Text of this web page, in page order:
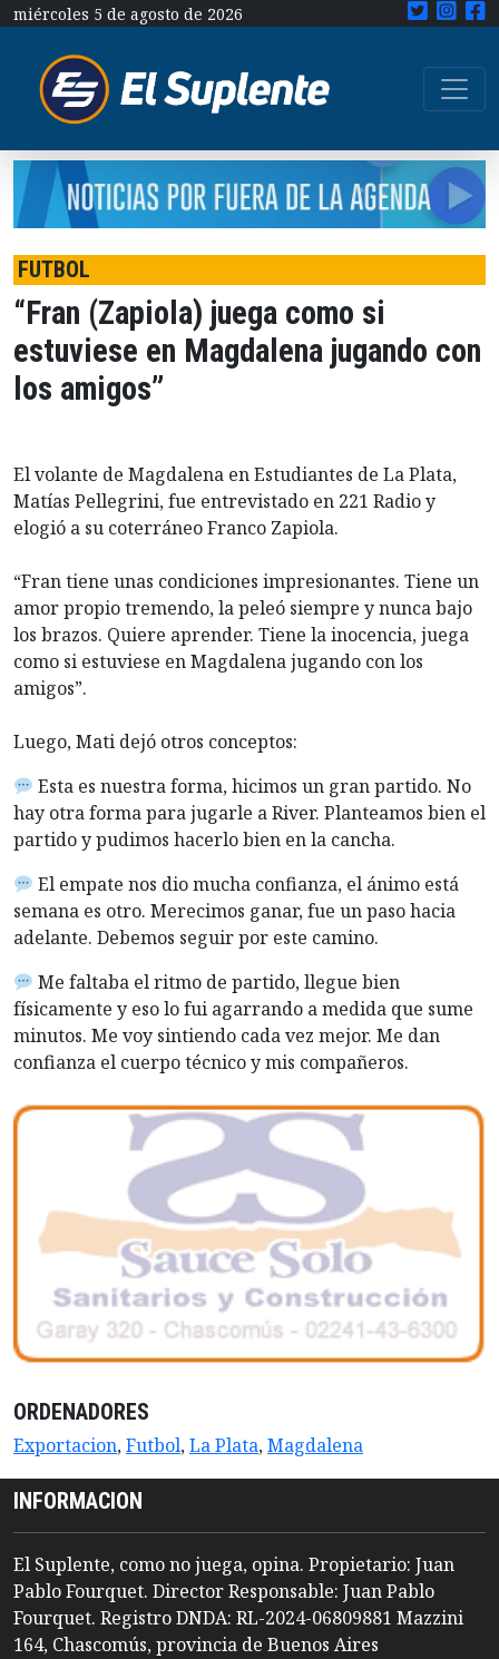
miércoles 5 de agosto de 2026
FUTBOL
“Fran (Zapiola) juega como si
estuviese en Magdalena jugando con
los amigos”
El volante de Magdalena en Estudiantes de La Plata,
Matías Pellegrini, fue entrevistado en 221 Radio y
elogió a su coterráneo Franco Zapiola.
“Fran tiene unas condiciones impresionantes. Tiene un
amor propio tremendo, la peleó siempre y nunca bajo
los brazos. Quiere aprender. Tiene la inocencia, juega
como si estuviese en Magdalena jugando con los
amigos”.
Luego, Mati dejó otros conceptos:
Esta es nuestra forma, hicimos un gran partido. No
hay otra forma para jugarle a River. Planteamos bien el
partido y pudimos hacerlo bien en la cancha.
El empate nos dio mucha confianza, el ánimo está
semana es otro. Merecimos ganar, fue un paso hacia
adelante. Debemos seguir por este camino.
Me faltaba el ritmo de partido, llegue bien
físicamente y eso lo fui agarrando a medida que sume
minutos. Me voy sintiendo cada vez mejor. Me dan
confianza el cuerpo técnico y mis compañeros.
ORDENADORES
Exportacion,Futbol,La Plata,Magdalena
INFORMACION
El Suplente, como no juega, opina. Propietario: Juan
Pablo Fourquet. Director Responsable: Juan Pablo
Fourquet. Registro DNDA: RL-2024-06809881 Mazzini
164, Chascomús, provincia de Buenos Aires